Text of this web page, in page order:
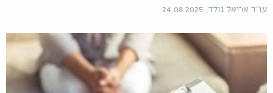
עו"ד אריאל גולד, 24.08.2025